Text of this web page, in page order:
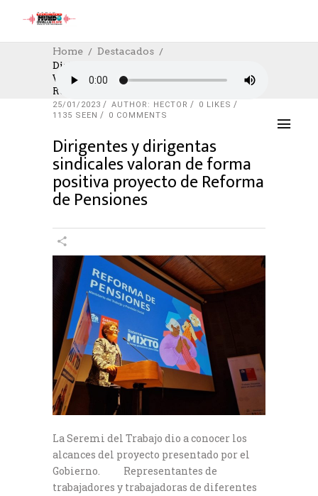
Home
Destacados
Dirigentes Y Dirigentas Sindicales
Valoran De Forma Positiva Proyecto De
Reforma De Pensiones
DESTACADOS FACEBOOK LIVE,NOTICIAS
SOCIAL
25/01/2023
AUTHOR: HECTOR 0 LIKES
1135 SEEN
0 COMMENTS
Dirigentes y dirigentas
sindicales valoran de forma
positiva proyecto de Reforma
de Pensiones
La Seremi del Trabajo dio a conocer los
alcances del proyecto presentado por el
Gobierno. Representantes de
trabajadores y trabajadoras de diferentes